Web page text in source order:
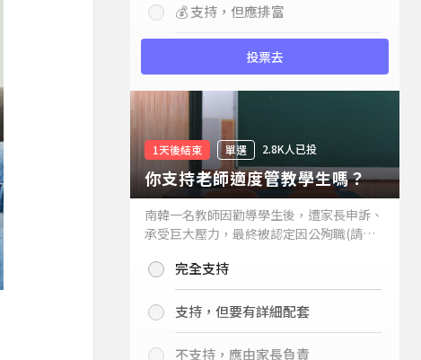
💰 支持，但應排富
投票去
1天後結束 單選 2.8K人已投
你支持老師適度管教學生嗎？
南韓一名教師因勸導學生後，遭家長申訴、
承受巨大壓力，最終被認定因公殉職(請見
你支持老師適度管教學生嗎？
完全支持
支持，但要有詳細配套
不支持，應由家長負責